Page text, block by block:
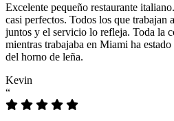
Excelente pequeño restaurante
casi perfectos. Todos los que trabajan
juntos y el servicio lo refleja. Toda la
mientras trabajaba en Miami ha
del horno de leña.
Kevin
“